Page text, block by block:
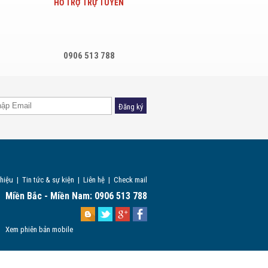
HỖ TRỢ TRỰ TUYẾN
0906 513 788
Đăng ký
| Tin tức & sự kiện | Liên hệ | Check mail
Miền Bắc - Miền Nam: 0906 513 788
Xem phiên bản mobile